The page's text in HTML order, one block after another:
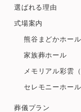
選ばれる理由
式場案内
熊谷まどかホール
家族葬ホール
メモリアル彩雲（
セレモニーホー
葬儀プラン